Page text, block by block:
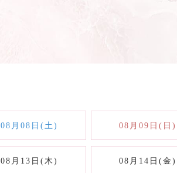
08月08日(土) 08月09日(日)
08月13日(木) 08月14日(金)